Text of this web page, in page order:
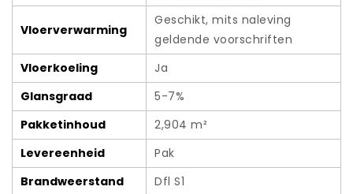
Vloerverwarming
Geschikt, mits naleving
geldende voorschriften
Vloerkoeling
Ja
Glansgraad
5-7%
Pakketinhoud
2,904 m²
Levereenheid
Pak
Brandweerstand
Dfl S1